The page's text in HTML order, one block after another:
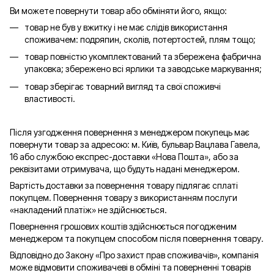
Ви можете повернути товар або обміняти його, якщо:
товар не був у вжитку і не має слідів використання
споживачем: подряпин, сколів, потертостей, плям тощо;
товар повністю укомплектований та збережена фабрична
упаковка; збережено всі ярлики та заводське маркування;
товар зберігає товарний вигляд та свої споживчі
властивості.
Після узгодження повернення з менеджером покупець має
повернути товар за адресою: м. Київ, бульвар Вацлава Гавела,
16 або службою експрес-доставки «Нова Пошта», або за
реквізитами отримувача, що будуть надані менеджером.
Вартість доставки за повернення товару підлягає сплаті
покупцем. Повернення товару з використанням послуги
«накладений платіж» не здійснюється.
Повернення грошових коштів здійснюється погодженим
менеджером та покупцем способом після повернення товару.
Відповідно до Закону «Про захист прав споживачів», компанія
може відмовити споживачеві в обміні та поверненні товарів